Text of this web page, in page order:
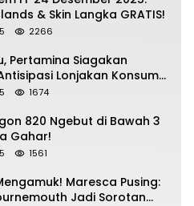
& Skin Langka GRATIS!
2266
Pertamina Siagakan
Lonjakan Konsumsi
1674
820 Ngebut di Bawah 3
Gahar!
1561
Maresca Pusing:
Jadi Sorotan